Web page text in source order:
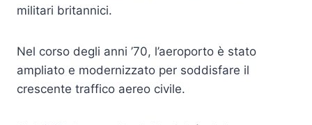
militari britannici.
Nel corso degli anni ’70, l’aeroporto è stato
ampliato e modernizzato per soddisfare il
crescente traffico aereo civile.